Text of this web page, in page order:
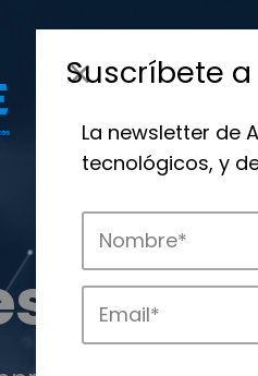
Suscríbete
La newsletter de
tecnológicos, y